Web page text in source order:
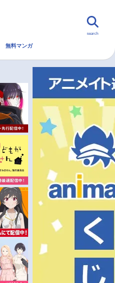
無料マンガ
search
無料マンガ